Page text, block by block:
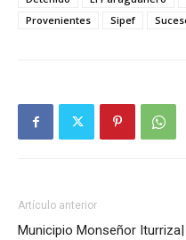
Provenientes
Sipef
Artículo anterior
Municipio Monseñor Iturriza|